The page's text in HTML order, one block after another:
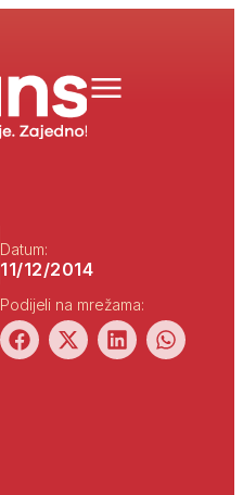
Datum:
11/12/2014
Podijeli na mrežama: